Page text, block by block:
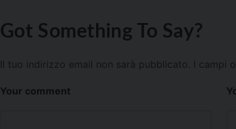
Got Something To Say?
Il tuo indirizzo email non sarà pubblicato. I campi
Your comment